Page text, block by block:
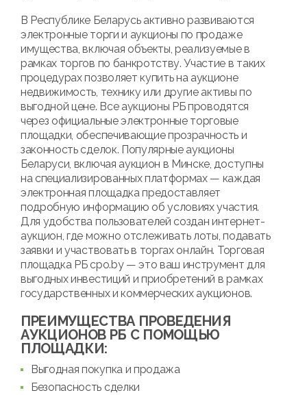
В Республике Беларусь активно развиваются
электронные торги и аукционы по продаже
имущества, включая объекты, реализуемые в
рамках торгов по банкротству. Участие в таких
процедурах позволяет купить на аукционе
недвижимость, технику или другие активы по
выгодной цене. Все аукционы РБ проводятся
через официальные электронные торговые
площадки, обеспечивающие прозрачность и
законность сделок. Популярные аукционы
Беларуси, включая аукцион в Минске, доступны
на специализированных платформах — каждая
электронная площадка предоставляет
подробную информацию об условиях участия.
Для удобства пользователей создан интернет-
аукцион, где можно отслеживать лоты, подавать
заявки и участвовать в торгах онлайн. Торговая
площадка РБ cpo.by — это ваш инструмент для
выгодных инвестиций и приобретений в рамках
государственных и коммерческих аукционов.
ПРЕИМУЩЕСТВА ПРОВЕДЕНИЯ
АУКЦИОНОВ РБ С ПОМОЩЬЮ
ПЛОЩАДКИ:
Выгодная покупка и продажа
Безопасность сделки